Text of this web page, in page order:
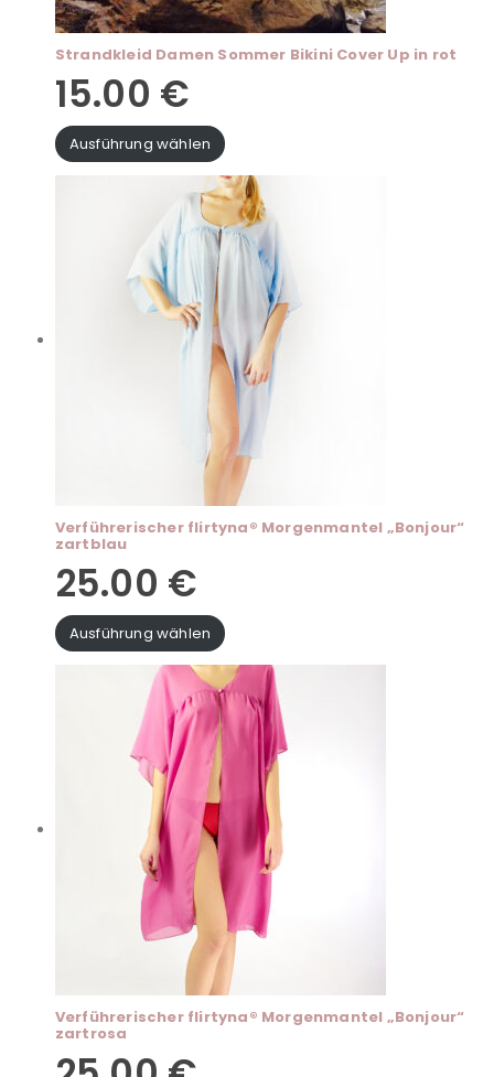
Strandkleid Damen Sommer Bikini Cover Up in rot
15.00 €
Ausführung wählen
Verführerischer flirtyna® Morgenmantel „Bonjour“
zartblau
25.00 €
Ausführung wählen
Verführerischer flirtyna® Morgenmantel „Bonjour“
zartrosa